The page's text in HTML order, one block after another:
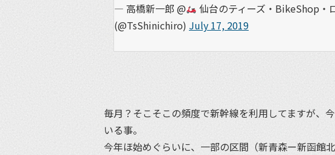
— 高橋新一郎 @
仙台のティーズ・BikeShop・
(@TsShinichiro) July 17, 2019
毎月？そこそこの頻度で新幹線を利用してますが、
いる事。
今年ほ始めぐらいに、一部の区間（新青森ー新函館